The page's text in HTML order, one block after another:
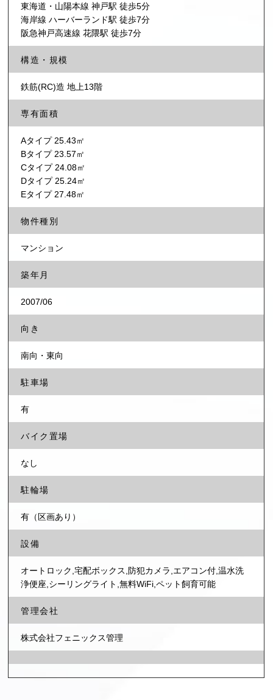
東海道・山陽本線 神戸駅 徒歩5分
海岸線 ハーバーランド駅 徒歩7分
阪急神戸高速線 花隈駅 徒歩7分
構造・規模
鉄筋(RC)造 地上13階
専有面積
Aタイプ 25.43㎡
Bタイプ 23.57㎡
Cタイプ 24.08㎡
Dタイプ 25.24㎡
Eタイプ 27.48㎡
物件種別
マンション
築年月
2007/06
向き
南向・東向
駐車場
有
バイク置場
なし
駐輪場
有（区画あり）
設備
オートロック,宅配ボックス,防犯カメラ,エアコン付,温水洗
浄便座,シーリングライト,無料WiFi,ペット飼育可能
管理会社
株式会社フェニックス管理